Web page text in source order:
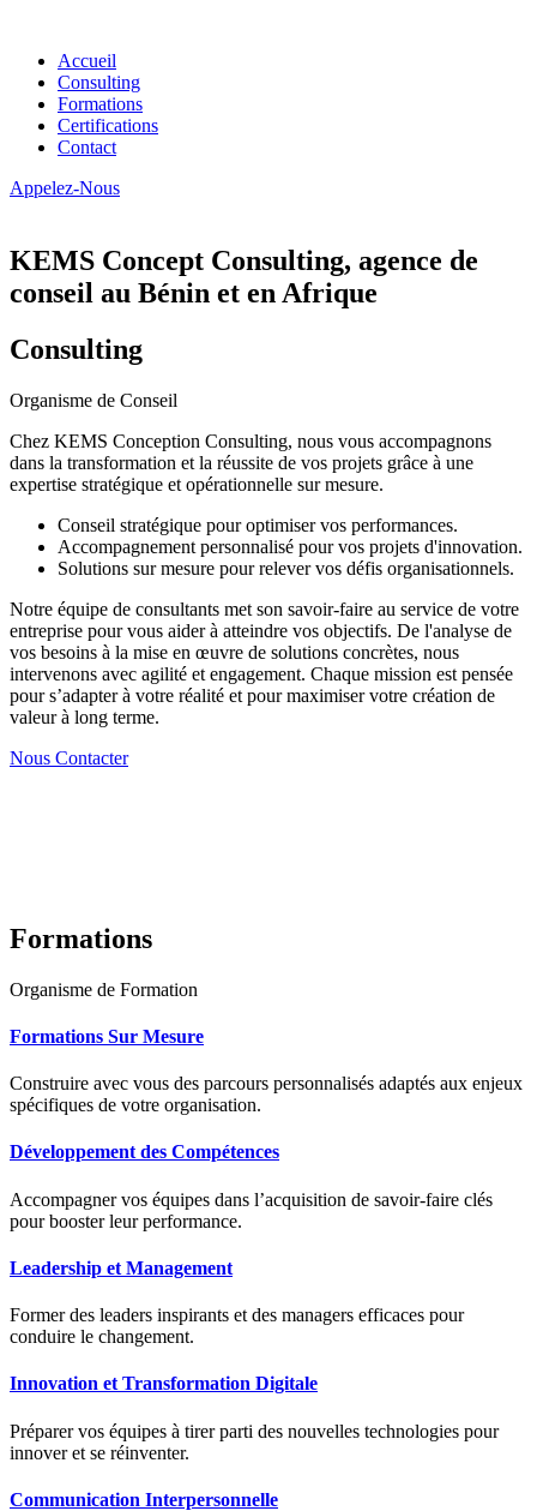
Accueil
Consulting
Formations
Certifications
Contact
Appelez-Nous
KEMS Concept Consulting, agence de
conseil au Bénin et en Afrique
Consulting
Organisme de Conseil
Chez KEMS Conception Consulting, nous vous accompagnons
dans la transformation et la réussite de vos projets grâce à une
expertise stratégique et opérationnelle sur mesure.
Conseil stratégique pour optimiser vos performances.
Accompagnement personnalisé pour vos projets d'innovation.
Solutions sur mesure pour relever vos défis organisationnels.
Notre équipe de consultants met son savoir-faire au service de votre
entreprise pour vous aider à atteindre vos objectifs. De l'analyse de
vos besoins à la mise en œuvre de solutions concrètes, nous
intervenons avec agilité et engagement. Chaque mission est pensée
pour s’adapter à votre réalité et pour maximiser votre création de
valeur à long terme.
Nous Contacter
Formations
Organisme de Formation
Formations Sur Mesure
Construire avec vous des parcours personnalisés adaptés aux enjeux
spécifiques de votre organisation.
Développement des Compétences
Accompagner vos équipes dans l’acquisition de savoir-faire clés
pour booster leur performance.
Leadership et Management
Former des leaders inspirants et des managers efficaces pour
conduire le changement.
Innovation et Transformation Digitale
Préparer vos équipes à tirer parti des nouvelles technologies pour
innover et se réinventer.
Communication Interpersonnelle